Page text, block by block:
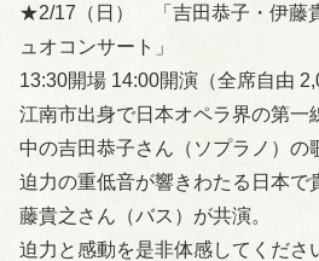
★2/17（日） 「吉田恭子・伊藤
ュオコンサート」
13:30開場 14:00開演（全席自由
江南市出身で日本オペラ界の第一
中の吉田恭子さん（ソプラノ）の
迫力の重低音が響きわたる日本で
藤貴之さん（バス）が共演。
迫力と感動を是非体感してくださ